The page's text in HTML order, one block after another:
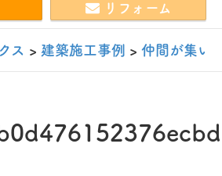
リフォーム
ス > 建築施工事例 > 仲間が集い